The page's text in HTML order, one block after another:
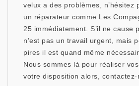
velux a des problèmes, n’hésitez
un réparateur comme Les
25 immédiatement. S’il ne cause
n’est pas un travail urgent, mais
pires il est quand même
Nous sommes là pour réaliser
votre disposition alors, contactez-